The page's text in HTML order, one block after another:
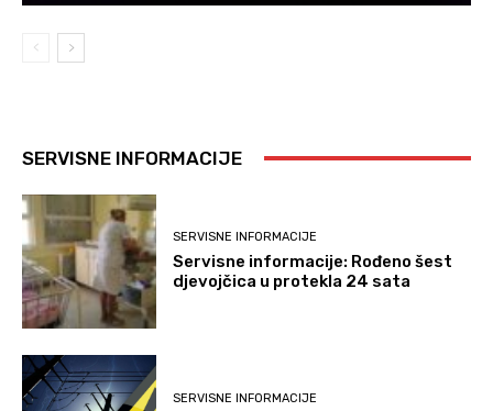
SERVISNE INFORMACIJE
SERVISNE INFORMACIJE
Servisne informacije: Rođeno šest
djevojčica u protekla 24 sata
SERVISNE INFORMACIJE